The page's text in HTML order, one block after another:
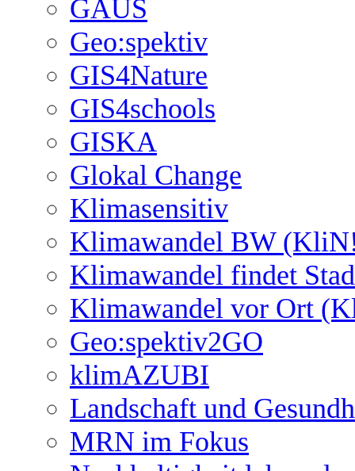
GAUS
Geo:spektiv
GIS4Nature
GIS4schools
GISKA
Glokal Change
Klimasensitiv
Klimawandel BW
Klimawandel findet
Klimawandel vor Ort
Geo:spektiv2GO
klimAZUBI
Landschaft und
MRN im Fokus